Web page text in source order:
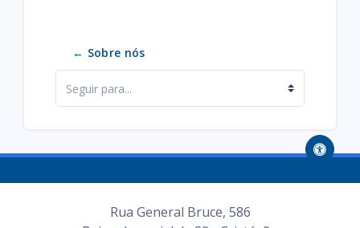
← Sobre nós
Seguir para...
Rua General Bruce, 586